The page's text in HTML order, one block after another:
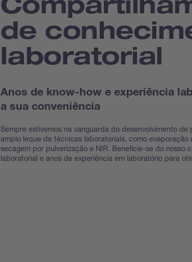
de
laboratorial
Anos de know-how e experiência
a sua conveniência
Sempre estivemos na vanguarda do desenvolvimento de
amplo leque de técnicas laboratoriais, como evaporação
secagem por pulverização e NIR. Beneficie-se do nosso
laboratorial e anos de experiência em laboratório para